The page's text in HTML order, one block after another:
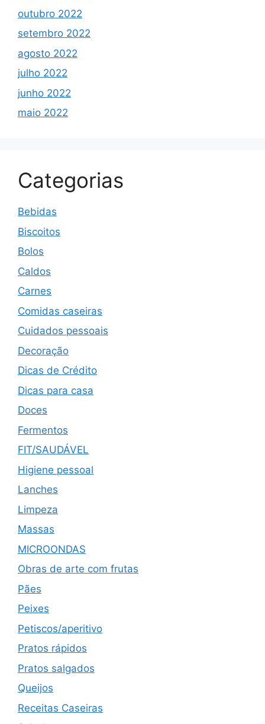
outubro 2022
setembro 2022
agosto 2022
julho 2022
junho 2022
maio 2022
Categorias
Bebidas
Biscoitos
Bolos
Caldos
Carnes
Comidas caseiras
Cuidados pessoais
Decoração
Dicas de Crédito
Dicas para casa
Doces
Fermentos
FIT/SAUDÁVEL
Higiene pessoal
Lanches
Limpeza
Massas
MICROONDAS
Obras de arte com frutas
Pães
Peixes
Petiscos/aperitivo
Pratos rápidos
Pratos salgados
Queijos
Receitas Caseiras